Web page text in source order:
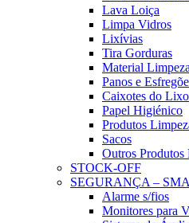
Lava Loiça
Limpa Vidros
Lixívias
Tira Gorduras
Material Limpeza
Panos e
Caixotes do Lixo
Papel Higiénico
Produtos
Sacos
Outros Produtos
STOCK-OFF
SEGURANÇA –
Alarme s/fios
Monitores para